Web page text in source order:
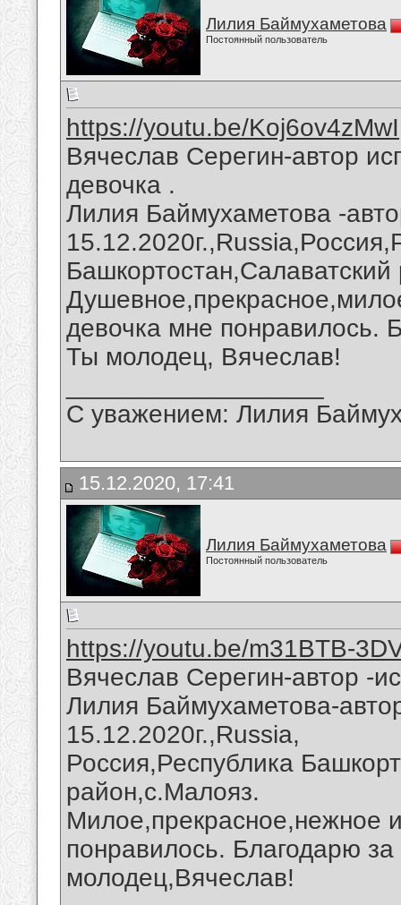
Лилия Баймухаметова
Постоянный пользователь
https://youtu.be/Koj6ov4zMwI
Вячеслав Серегин-автор
девочка .
Лилия Баймухаметова -
девочка мне понравилось.
Ты молодец, Вячеслав!
С уважением: Лилия
15.12.2020, 17:41
Лилия Баймухаметова
Постоянный пользователь
https://youtu.be/m31BTB-
Вячеслав Серегин-автор -
Лилия Баймухаметова-
15.12.2020г.,Russia,
Россия,Республика
район,с.Малояз.
Милое,прекрасное,нежное
понравилось. Благодарю
молодец,Вячеслав!